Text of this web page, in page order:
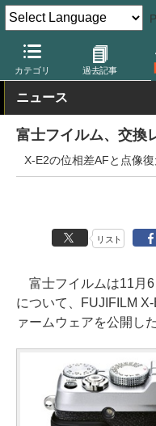
カテゴリ 過去記事
デジカメ Watch レンズ
ニュース
富士フイルム、交換
X-E2の位相差AFと点像
リスト
富士フイルムは11月6
について、FUJIFILM
ァームウェアを公開した